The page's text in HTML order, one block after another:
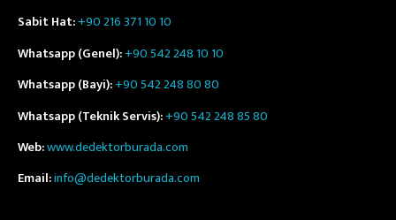
Sabit Hat:+90 216 371 10 10
Whatsapp (Genel):+90 542 248 10 10
Whatsapp (Bayi):+90 542 248 80 80
Whatsapp (Teknik Servis):+90 542 248 85 80
Web:www.dedektorburada.com
Email:info@dedektorburada.com